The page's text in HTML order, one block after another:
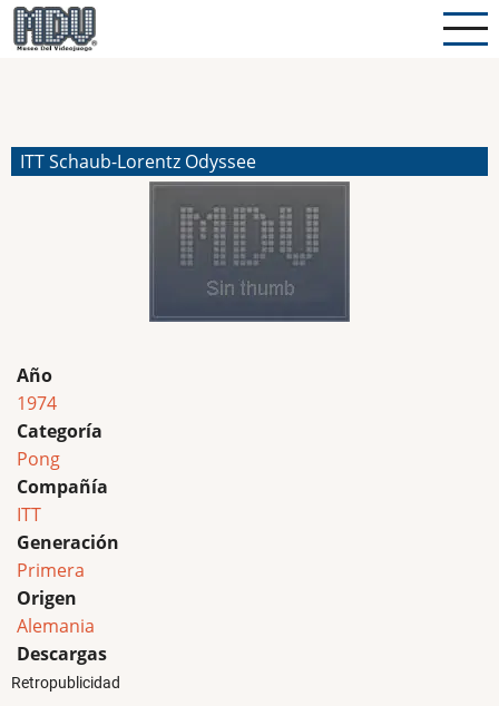
Pasar
al
ITT Schaub-Lorentz Odyssee
Año
1974
Categoría
Pong
Compañía
ITT
Generación
Primera
Origen
Alemania
Descargas
Retropublicidad